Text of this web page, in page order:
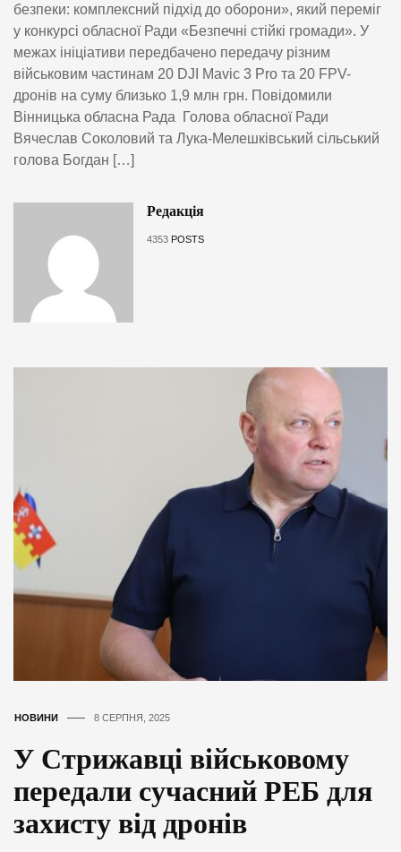
безпеки: комплексний підхід до оборони», який переміг
у конкурсі обласної Ради «Безпечні стійкі громади». У
межах ініціативи передбачено передачу різним
військовим частинам 20 DJI Mavic 3 Pro та 20 FPV-
дронів на суму близько 1,9 млн грн. Повідомили
Вінницька обласна Рада Голова обласної Ради
Вячеслав Соколовий та Лука-Мелешківський сільський
голова Богдан […]
Редакція
4353 POSTS
НОВИНИ 8 СЕРПНЯ, 2025
У Стрижавці військовому
передали сучасний РЕБ для
захисту від дронів